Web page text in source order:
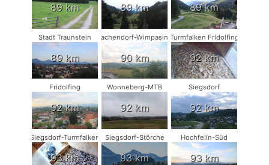
89 km 89 km 89 km
Stadt Traunstein
89 km
Vachendorf-Wimpasing
90 km
Turmfalken Fridolfing
92 km
Fridolfing
92 km
Wonneberg-MTB
92 km
Siegsdorf
92 km
Siegsdorf-Turmfalken
93 km
Siegsdorf-Störche
93 km
Hochfelln-Süd
93 km